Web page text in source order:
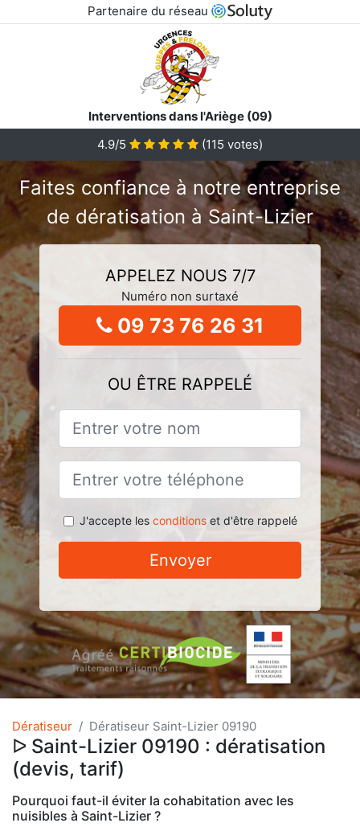
Partenaire du réseau
Interventions dans l'Ariège (09)
4.9/5
(115 votes)
Faites confiance à notre entreprise
de dératisation à Saint-Lizier
APPELEZ NOUS 7/7
Numéro non surtaxé
09 73 76 26 31
OU ÊTRE RAPPELÉ
J'accepte les conditionset d'être rappelé
Envoyer
Dératiseur Dératiseur Saint-Lizier 09190
ᐅ Saint-Lizier 09190 : dératisation
(devis, tarif)
Pourquoi faut-il éviter la cohabitation avec les
nuisibles à Saint-Lizier ?